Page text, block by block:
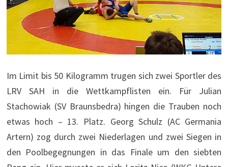
Im Limit bis 50 Kilogramm trugen sich zwei Sportler des
LRV SAH in die Wettkampflisten ein. Für Julian
Stachowiak (SV Braunsbedra) hingen die Trauben noch
etwas hoch – 13. Platz. Georg Schulz (AC Germania
Artern) zog durch zwei Niederlagen und zwei Siegen in
den Poolbegegnungen in das Finale um den siebten